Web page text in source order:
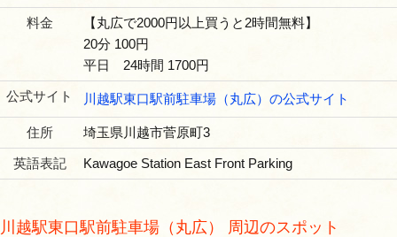
料金
【丸広で2000円以上買うと2時間無料】
20分 100円
平日 24時間 1700円
公式サイト 川越駅東口駅前駐車場（丸広）の公式サイト
住所 埼玉県川越市菅原町3
英語表記 Kawagoe Station East Front Parking
川越駅東口駅前駐車場（丸広） 周辺のスポット